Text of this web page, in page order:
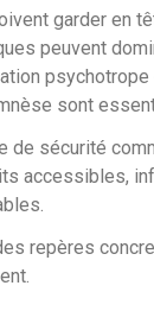
garder en
peuvent
sont
de sécurité
accessibles,
repères